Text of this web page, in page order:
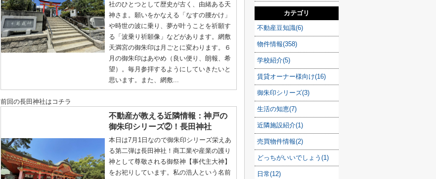
社のひとつとして歴史が古く、由緒ある天
神さま。願いをかなえる「なすの腰かけ」
や時世の波に乗り、夢が叶うことを祈願す
る「波乗り祈願像」などがあります。網敷
天満宮の御朱印は月ごとに変わります。６
月の御朱印はあやめ（良い便り、朗報、希
望）。毎月参拝するようにしていきたいと
思います。また、網敷...
前回の長田神社はコチラ
不動産が教える近隣情報：神戸の
御朱印シリーズ②！長田神社
本日は7月1日なので御朱印シリーズ栄えあ
る第二弾は長田神社！商工業や産業の護り
神として尊敬される御祭神【事代主大神】
をお祀りしています。私の浩人という名前
カテゴリ
不動産豆知識(6)
物件情報(358)
学校紹介(5)
賃貸オーナー様向け(16)
御朱印シリーズ(3)
生活の知恵(7)
近隣施設紹介(1)
売買物件情報(2)
どっちがいいでしょう(1)
日常(12)